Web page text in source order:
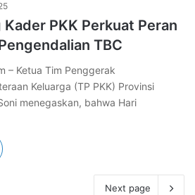
PKK Perkuat Peran
TBC
– Ketua Tim Penggerak
Keluarga (TP PKK) Provinsi
menegaskan, bahwa Hari
Next page